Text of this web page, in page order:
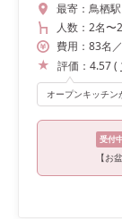
最寄： 鳥栖駅
人数： 2名〜
費用： 83名 ／
評価： 4.57(
受付